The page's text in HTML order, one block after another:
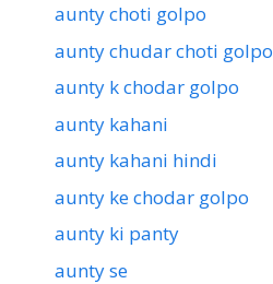
aunty choti golpo
aunty chudar choti golpo
aunty k chodar golpo
aunty kahani
aunty kahani hindi
aunty ke chodar golpo
aunty ki panty
aunty se